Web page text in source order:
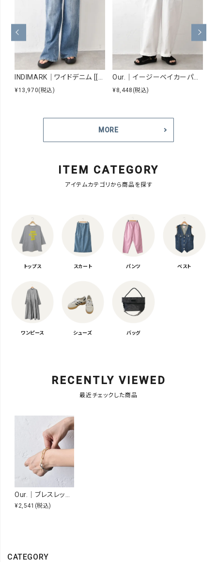
INDIMARK｜ワイドデニム [[WJ167]][C]
¥13,970(税込)
Our.｜イージーベイカーパンツ [[Our-026]][C]
¥8,448 (税込)
MORE
ITEM CATEGORY
アイテムカテゴリから商品を探す
トップス スカート パンツ ベスト
ワンピース シューズ バッグ
RECENTLY VIEWED
最近チェックした商品
¥2,541 (税込)
CATEGORY